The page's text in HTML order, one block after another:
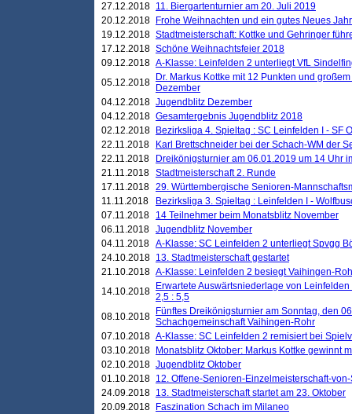
27.12.2018 11. Biergartenturnier am 20. Juli 2019
20.12.2018
Frohe Weihnachten und ein gutes Neues
19.12.2018 Stadtmeisterschaft: Kottke und Gehringer
17.12.2018 Schöne Weihnachtsfeier 2018
09.12.2018 A-Klasse: Leinfelden 2 unterliegt VfL
05.12.2018
Dr. Markus Kottke mit 12 Punkten und
Dezember
04.12.2018 Jugendblitz Dezember
04.12.2018 Gesamtergebnis Jugendblitz 2018
02.12.2018
Bezirksliga 4. Spieltag : SC Leinfelden I - SF
22.11.2018
Karl Brettschneider bei der Schach-WM der
22.11.2018
Dreikönigsturnier am 06.01.2019 um 14 Uhr
21.11.2018 Stadtmeisterschaft 2. Runde
17.11.2018 29. Württembergische Senioren-
11.11.2018
Bezirksliga 3. Spieltag : Leinfelden I -
07.11.2018
14 Teilnehmer beim Monatsblitz November
06.11.2018 Jugendblitz November
04.11.2018 A-Klasse: SC Leinfelden 2 unterliegt Spvgg
24.10.2018 13. Stadtmeisterschaft gestartet
21.10.2018 A-Klasse: Leinfelden 2 besiegt Vaihingen-
14.10.2018
Erwartete Auswärtsniederlage von
2,5 : 5,5
08.10.2018
Fünftes Dreikönigsturnier am Sonntag, den
Schachgemeinschaft Vaihingen-Rohr
07.10.2018 A-Klasse: SC Leinfelden 2 remisiert bei
03.10.2018
Monatsblitz Oktober: Markus Kottke gewinnt
02.10.2018 Jugendblitz Oktober
01.10.2018 12. Offene-Senioren-Einzelmeisterschaft-
24.09.2018 13. Stadtmeisterschaft startet am 23. Oktober
20.09.2018
Faszination Schach im Milaneo